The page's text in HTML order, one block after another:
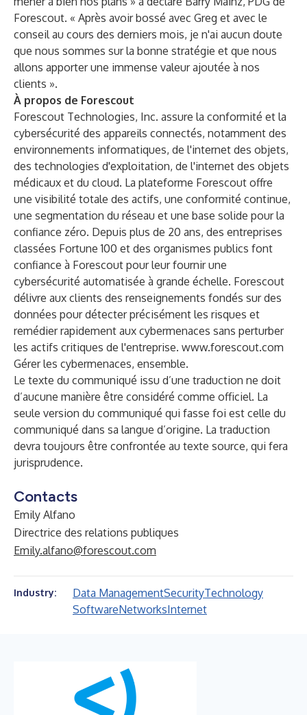
Forescout. « Après avoir bossé avec Greg et avec le
conseil au cours des derniers mois, je n'ai aucun doute
que nous sommes sur la bonne stratégie et que nous
allons apporter une immense valeur ajoutée à nos
clients ».
À propos de Forescout
Forescout Technologies, Inc. assure la conformité et la
cybersécurité des appareils connectés, notamment des
environnements informatiques, de l'internet des objets,
des technologies d'exploitation, de l'internet des objets
médicaux et du cloud. La plateforme Forescout offre
une visibilité totale des actifs, une conformité continue,
une segmentation du réseau et une base solide pour la
confiance zéro. Depuis plus de 20 ans, des entreprises
classées Fortune 100 et des organismes publics font
confiance à Forescout pour leur fournir une
cybersécurité automatisée à grande échelle. Forescout
délivre aux clients des renseignements fondés sur des
données pour détecter précisément les risques et
remédier rapidement aux cybermenaces sans perturber
les actifs critiques de l'entreprise. www.forescout.com
Gérer les cybermenaces, ensemble.
Le texte du communiqué issu d’une traduction ne doit
d’aucune manière être considéré comme officiel. La
seule version du communiqué qui fasse foi est celle du
communiqué dans sa langue d’origine. La traduction
devra toujours être confrontée au texte source, qui fera
jurisprudence.
Contacts
Emily Alfano
Directrice des relations publiques
Emily.alfano@forescout.com
Industry: Data ManagementSecurityTechnology
SoftwareNetworksInternet